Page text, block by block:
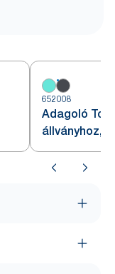
652008
Adagoló
állványhoz,